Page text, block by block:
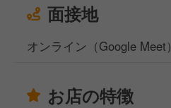
面接地
オンライン（Google Meet）
お店の特徴